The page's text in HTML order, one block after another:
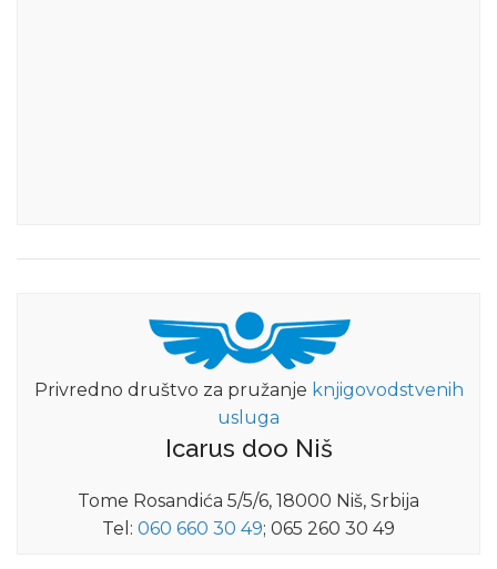
Privredno društvo za pružanje knjigovodstvenih
usluga
Icarus doo Niš
Tome Rosandića 5/5/6, 18000 Niš, Srbija
Tel: 060 660 30 49; 065 260 30 49